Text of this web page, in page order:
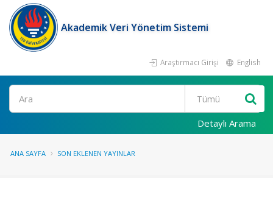
Akademik Veri Yönetim Sistemi
Araştırmacı Girişi English
Ara
Detaylı Arama
ANA SAYFA SON EKLENEN YAYINLAR